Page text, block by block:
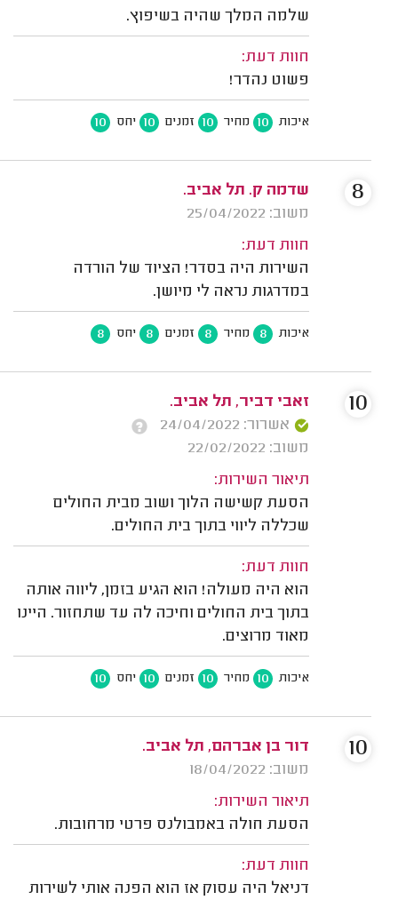
שלמה המלך שהיה בשיפוץ.
חוות דעת:
פשוט נהדר!
איכות 10 מחיר 10 זמנים 10 יחס 10
שדמה ק. תל אביב.
משוב: 25/04/2022
חוות דעת:
השירות היה בסדר! הציוד של הורדה
במדרגות נראה לי מיושן.
איכות 8 מחיר 8 זמנים 8 יחס 8
8
זאבי דביר, תל אביב.
אשרור: 24/04/2022
משוב: 22/02/2022
תיאור השירות:
הסעת קשישה הלוך ושוב מבית החולים
שכללה ליווי בתוך בית החולים.
חוות דעת:
הוא היה מעולה! הוא הגיע בזמן, ליווה אותה
בתוך בית החולים וחיכה לה עד שתחזור. היינו
מאוד מרוצים.
איכות 10 מחיר 10 זמנים 10 יחס 10
10
דור בן אברהם, תל אביב.
משוב: 18/04/2022
תיאור השירות:
הסעת חולה באמבולנס פרטי מרחובות.
חוות דעת:
דניאל היה עסוק אז הוא הפנה אותי לשירות
10